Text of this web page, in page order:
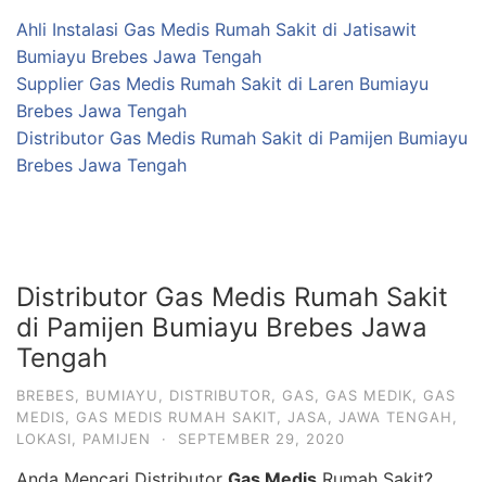
Ahli Instalasi Gas Medis Rumah Sakit di Jatisawit
Bumiayu Brebes Jawa Tengah
Supplier Gas Medis Rumah Sakit di Laren Bumiayu
Brebes Jawa Tengah
Distributor Gas Medis Rumah Sakit di Pamijen Bumiayu
Brebes Jawa Tengah
Distributor Gas Medis Rumah Sakit
di Pamijen Bumiayu Brebes Jawa
Tengah
BREBES BUMIAYU DISTRIBUTOR GAS GAS MEDIK
GAS
MEDIS
GAS MEDIS RUMAH SAKIT JASA JAWA TENGAH
LOKASI
PAMIJEN · SEPTEMBER 29, 2020